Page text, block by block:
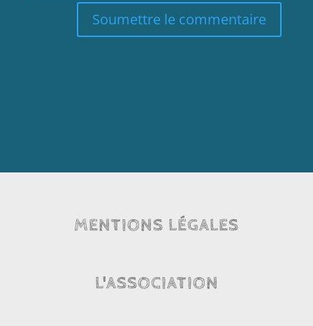
Soumettre le commentaire
MENTIONS LÉGALES
L'ASSOCIATION